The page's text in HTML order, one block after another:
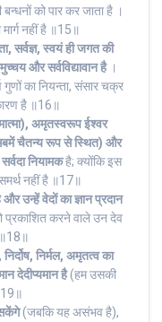
को पार कर जाता है ।
मार्ग नहीं है ॥15॥
सर्वज्ञ, स्वयं ही जगत की
और सर्वविद्यावान है।
का नियन्ता, संसार चक्र
है ॥16॥
अमृतस्वरूप ईश्वर
चैतन्य रूप से स्थित) और
नियामकहै; क्योंकि इस
नहीं है ॥17॥
उन्हें वेदों का ज्ञान प्रदान
प्रकाशित करने वाले उन देव
निर्मल, अमृतत्व का
देदीप्यमान है(हम उसकी
(जबकि यह असंभव है),